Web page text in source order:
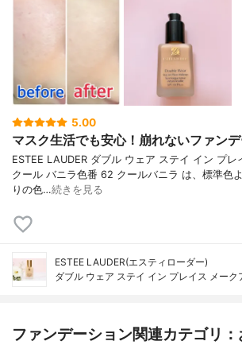
5.00
マスク生活でも安心！崩れないファン
ESTEE LAUDER ダブル ウェア ステイ イン プ
クール バニラ色番 62 クールバニラ は、標準色
りの色…続きを見る
ESTEE LAUDER(エスティローダー)
ダブル ウェア ステイ イン プレイス メーク
ファンデーション関連カテゴリ